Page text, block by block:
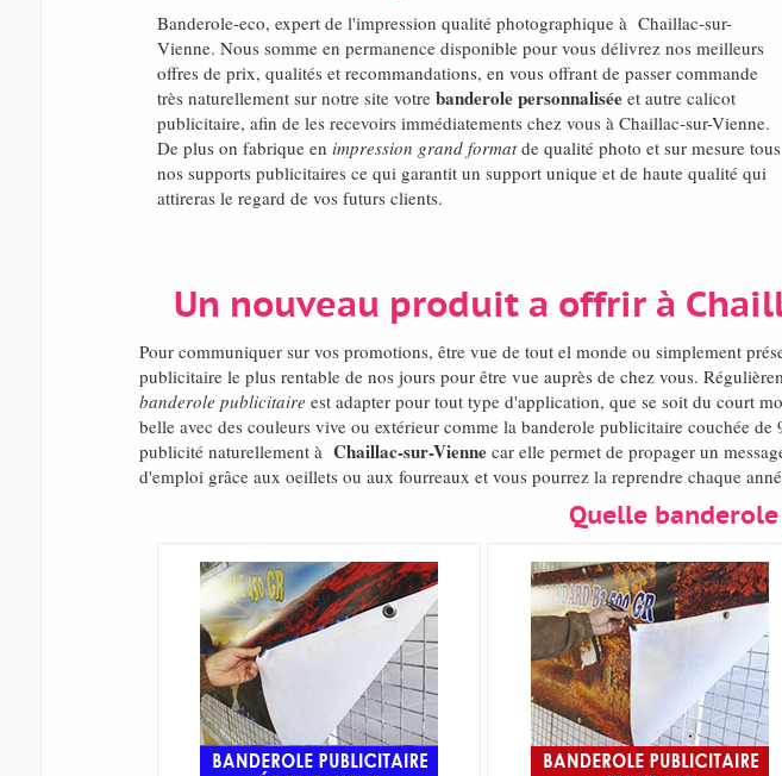
Banderole-eco, expert de l'impression qualité photographique à Chaillac-sur-
Vienne. Nous somme en permanence disponible pour vous délivrez nos meilleurs
offres de prix, qualités et recommandations, en vous offrant de passer commande
très naturellement sur notre site votre banderole personnaliséeet autre calicot
publicitaire, afin de les recevoirs immédiatements chez vous à Chaillac-sur-Vienne.
De plus on fabrique en impression grand formatde qualité photo et sur mesure tous
nos supports publicitaires ce qui garantit un support unique et de haute qualité qui
attireras le regard de vos futurs clients.
Un nouveau produit a offrir à
Pour communiquer sur vos promotions, être vue de tout el monde ou simplement
publicitaire le plus rentable de nos jours pour être vue auprès de chez vous.
banderole publicitaire est adapter pour tout type d'application, que se soit du court
belle avec des couleurs vive ou extérieur comme la banderole publicitaire couchée
publicité naturellement à Chaillac-sur-Viennecar elle permet de propager un
d'emploi grâce aux oeillets ou aux fourreaux et vous pourrez la reprendre chaque
Quelle